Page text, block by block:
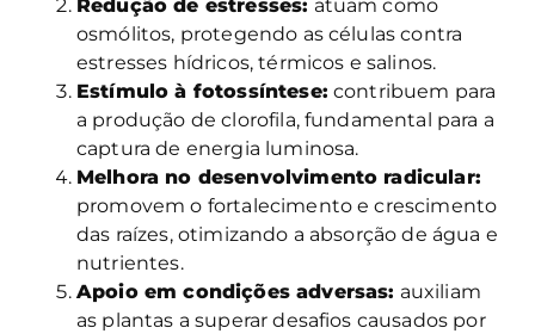
Redução de estresses: atuam como
osmólitos, protegendo as células contra
estresses hídricos, térmicos e salinos.
Estímulo à fotossíntese: contribuem para
a produção de clorofila, fundamental para a
captura de energia luminosa.
Melhora no desenvolvimento radicular:
promovem o fortalecimento e crescimento
das raízes, otimizando a absorção de água e
nutrientes.
Apoio em condições adversas: auxiliam
as plantas a superar desafios causados por